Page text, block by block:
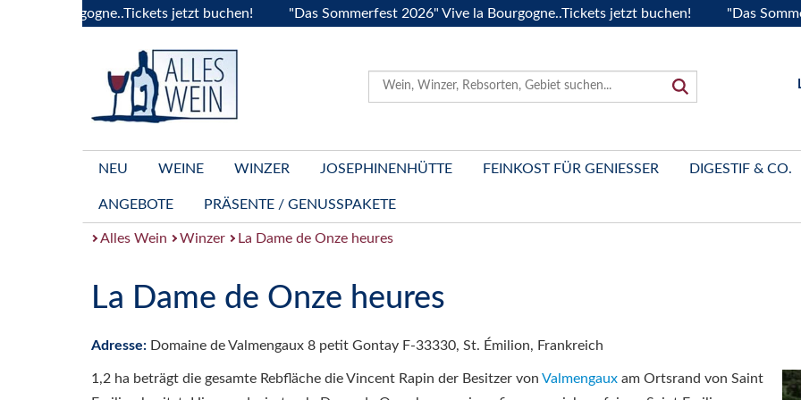
la Bourgogne..Tickets jetzt buchen! "Das Sommerfest 2026" Vive la Bourgogne..Tickets jetzt buchen! "Das
NEU WEINE WINZER JOSEPHINENHÜTTE FEINKOST FÜR GENIESSER DIGESTIF & CO.
ANGEBOTE PRÄSENTE / GENUSSPAKETE
Alles Wein Winzer La Dame de Onze heures
La Dame de Onze heures
Adresse: Domaine de Valmengaux 8 petit Gontay F-33330, St. Émilion, Frankreich
1,2 ha beträgt die gesamte Rebfläche die Vincent Rapin der Besitzer von Valmengaux am Ortsrand von Saint